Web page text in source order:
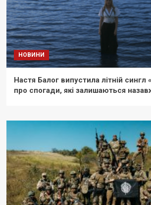
НОВИНИ
Настя Балог випустила літній
про спогади, які залишаються